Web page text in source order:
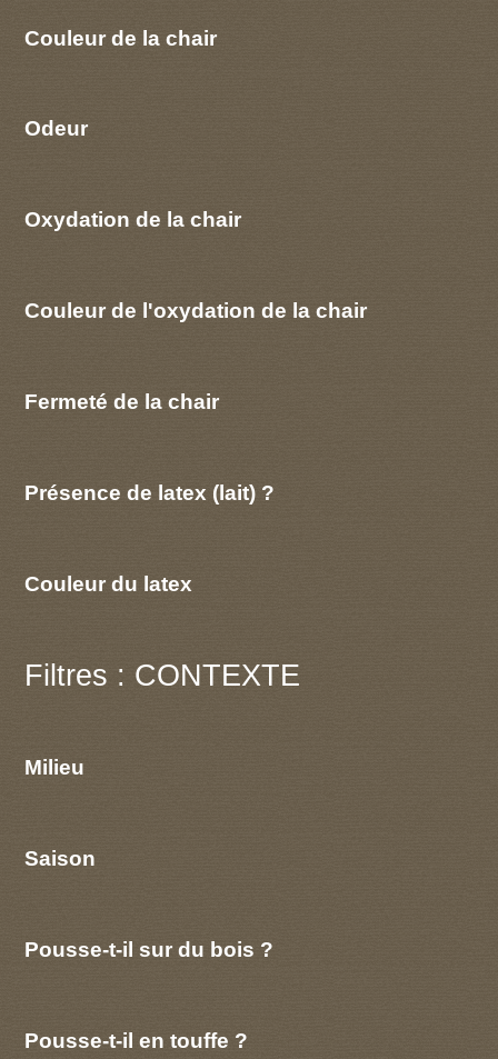
Couleur de la chair
Odeur
Oxydation de la chair
Couleur de l'oxydation de la chair
Fermeté de la chair
Présence de latex (lait) ?
Couleur du latex
Filtres : CONTEXTE
Milieu
Saison
Pousse-t-il sur du bois ?
Pousse-t-il en touffe ?